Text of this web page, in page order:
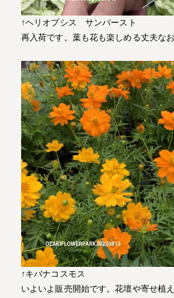
↑ヘリオプシス サンバースト
再入荷です。葉も花も楽しめる丈夫なお
↑キバナコスモス
いよいよ販売開始です。花壇や寄せ植え